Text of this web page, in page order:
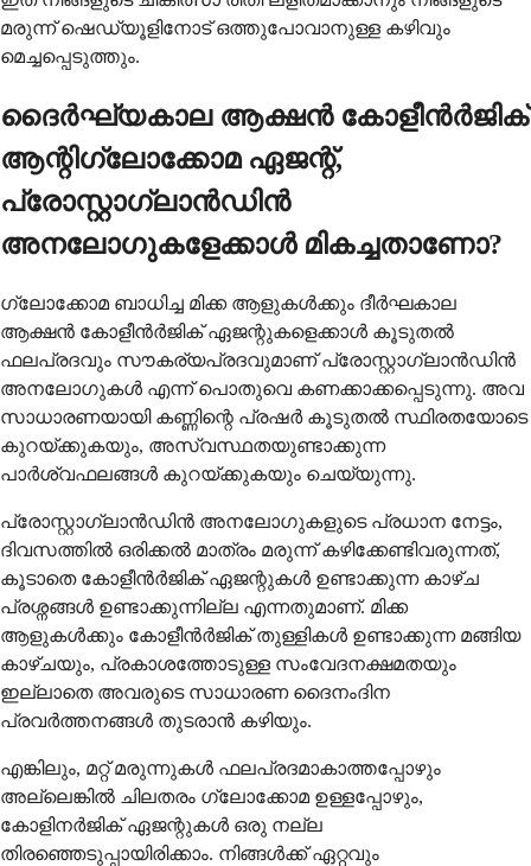
മരുന്ന് ഷെഡ്യൂളിനോട് ഒത്തുപോവാനുള്ള കഴിവും
മെച്ചപ്പെടുത്തും.
ദൈർഘ്യകാല ആക്ഷൻ കോളീൻർജിക്
ആന്റിഗ്ലോക്കോമ ഏജന്റ്,
പ്രോസ്റ്റാഗ്ലാൻഡിൻ
അനലോഗുകളേക്കാൾ മികച്ചതാണോ?
ഗ്ലോക്കോമ ബാധിച്ച മിക്ക ആളുകൾക്കും ദീർഘകാല
ആക്ഷൻ കോളീൻർജിക് ഏജന്റുകളെക്കാൾ കൂടുതൽ
ഫലപ്രദവും സൗകര്യപ്രദവുമാണ് പ്രോസ്റ്റാഗ്ലാൻഡിൻ
അനലോഗുകൾ എന്ന് പൊതുവെ കണക്കാക്കപ്പെടുന്നു. അവ
സാധാരണയായി കണ്ണിന്റെ പ്രഷർ കൂടുതൽ സ്ഥിരതയോടെ
കുറയ്ക്കുകയും, അസ്വസ്ഥതയുണ്ടാക്കുന്ന
പാർശ്വഫലങ്ങൾ കുറയ്ക്കുകയും ചെയ്യുന്നു.
പ്രോസ്റ്റാഗ്ലാൻഡിൻ അനലോഗുകളുടെ പ്രധാന നേട്ടം,
ദിവസത്തിൽ ഒരിക്കൽ മാത്രം മരുന്ന് കഴിക്കേണ്ടിവരുന്നത്,
കൂടാതെ കോളീൻർജിക് ഏജന്റുകൾ ഉണ്ടാക്കുന്ന കാഴ്ച
പ്രശ്നങ്ങൾ ഉണ്ടാക്കുന്നില്ല എന്നതുമാണ്. മിക്ക
ആളുകൾക്കും കോളീൻർജിക് തുള്ളികൾ ഉണ്ടാക്കുന്ന മങ്ങിയ
കാഴ്ചയും, പ്രകാശത്തോടുള്ള സംവേദനക്ഷമതയും
ഇല്ലാതെ അവരുടെ സാധാരണ ദൈനംദിന
പ്രവർത്തനങ്ങൾ തുടരാൻ കഴിയും.
എങ്കിലും, മറ്റ് മരുന്നുകൾ ഫലപ്രദമാകാത്തപ്പോഴും
അല്ലെങ്കിൽ ചിലതരം ഗ്ലോക്കോമ ഉള്ളപ്പോഴും,
കോളിനർജിക് ഏജന്റുകൾ ഒരു നല്ല
തിരഞ്ഞെടുപ്പായിരിക്കാം. നിങ്ങൾക്ക് ഏറ്റവും